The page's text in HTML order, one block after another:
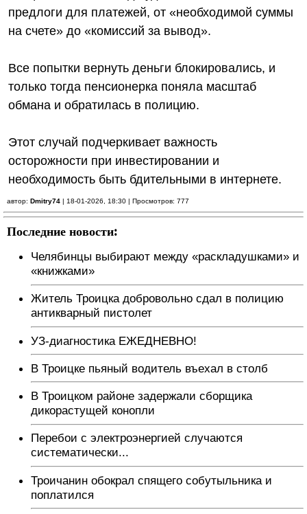
предлоги для платежей, от «необходимой суммы
на счете» до «комиссий за вывод».
Все попытки вернуть деньги блокировались, и
только тогда пенсионерка поняла масштаб
обмана и обратилась в полицию.
Этот случай подчеркивает важность
осторожности при инвестировании и
необходимость быть бдительными в интернете.
автор: Dmitry74 | 18-01-2026, 18:30 | Просмотров: 777
Последние новости:
Челябинцы выбирают между «раскладушками» и
«книжками»
Житель Троицка добровольно сдал в полицию
антикварный пистолет
УЗ-диагностика ЕЖЕДНЕВНО!
В Троицке пьяный водитель въехал в столб
В Троицком районе задержали сборщика
дикорастущей конопли
Перебои с электроэнергией случаются
систематически...
Троичанин обокрал спящего собутыльника и
поплатился